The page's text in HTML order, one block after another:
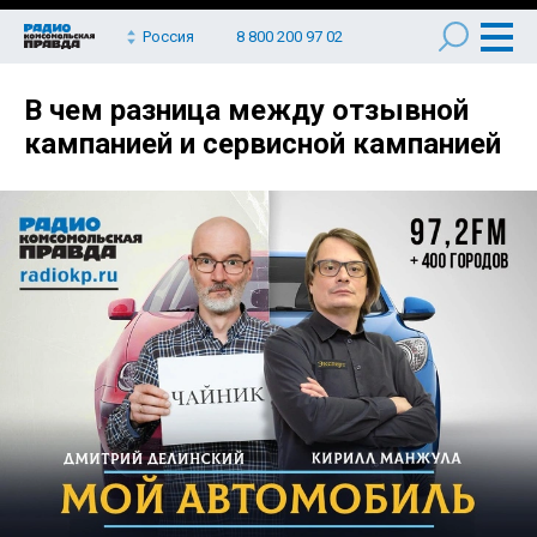
Россия 8 800 200 97 02
В чем разница между отзывной
кампанией и сервисной кампанией